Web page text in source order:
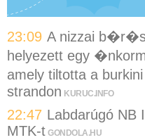
23:09 A nizzai
helyezett egy
amely tiltotta a
strandon KURUC.INFO
22:47 Labdarúgó NB
MTK-t GONDOLA.HU